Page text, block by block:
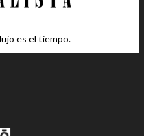
es el tiempo.